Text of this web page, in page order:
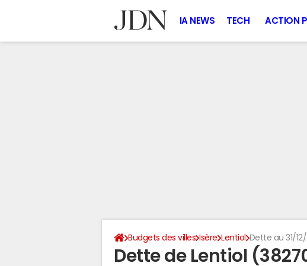
IA NEWS TECH ACTION
Budgets des villes Isère Lentiol Dette au 31/
Dette de Lentiol